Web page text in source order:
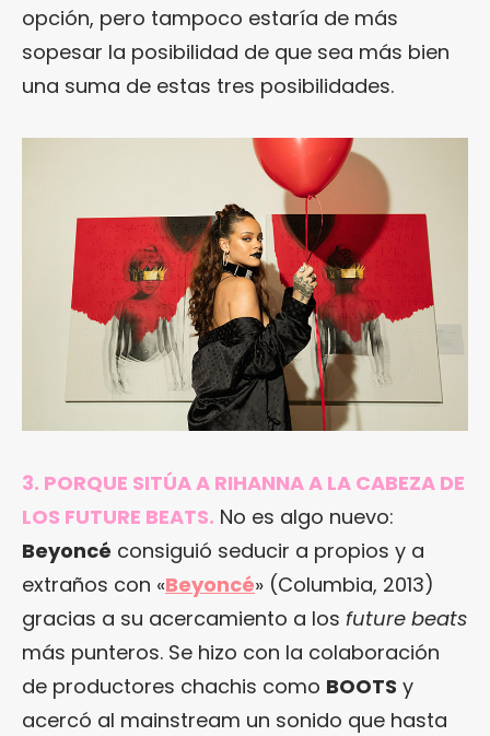
opción, pero tampoco estaría de más
sopesar la posibilidad de que sea más bien
una suma de estas tres posibilidades.
3. PORQUE SITÚA A RIHANNA A LA CABEZA DE
LOS FUTURE BEATS. No es algo nuevo:
Beyoncé consiguió seducir a propios y a
extraños con «Beyoncé» (Columbia, 2013)
gracias a su acercamiento a los future beats
más punteros. Se hizo con la colaboración
de productores chachis como BOOTS y
acercó al mainstream un sonido que hasta